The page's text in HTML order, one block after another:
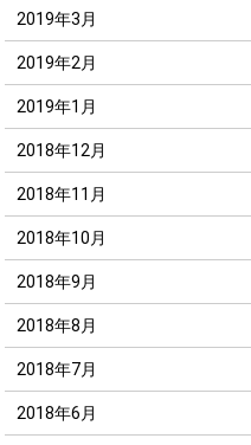
2019年3月
2019年2月
2019年1月
2018年12月
2018年11月
2018年10月
2018年9月
2018年8月
2018年7月
2018年6月